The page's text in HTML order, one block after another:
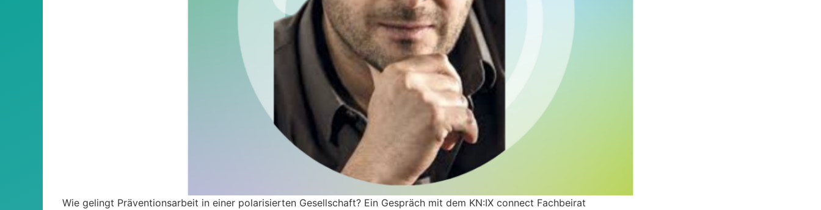
Wie gelingt Präventionsarbeit in einer polarisierten Gesellschaft? Ein Gespräch mit dem KN:IX connect Fachbeirat